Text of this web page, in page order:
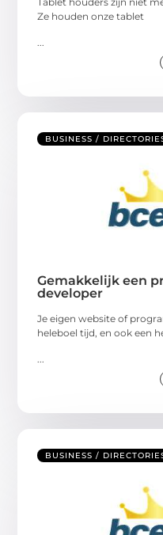
Ze houden onze tablet
BUSINESS /
Gemakkelijk een
developer
Je eigen website of
heleboel tijd, en ook een
BUSINESS /